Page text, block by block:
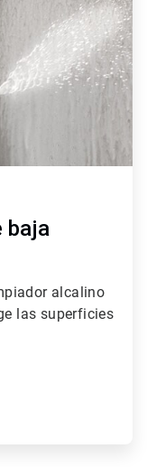
baja
alcalino
las superficies